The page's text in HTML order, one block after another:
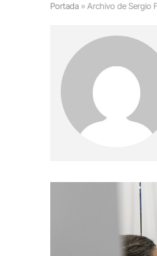
Portada » Archivo de Sergio